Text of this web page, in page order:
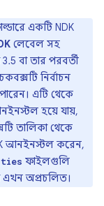
একটি NDK
লেবেল সহ
বা তার পরবর্তী
নির্বাচন
এটি থেকে
হয়ে যায়,
তালিকা থেকে
আনইনস্টল করেন,
ফাইলগুলি
এখন অপ্রচলিত।